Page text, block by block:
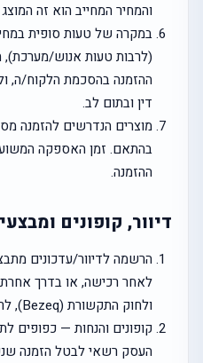
והמחיר המחייב הוא זה
במקרה של טעות סופית
(לרבות טעות אנוש/
ההזמנה בהסכמת הלקוח/ה,
דין ובתום לב.
מוצרים הנדרשים להזמנה
בהתאם. זמן האספקה
ההזמנה.
דיוור, קופונים
הרשמה לדיוור/עדכונים
לאחר רכישה, או בדרך
ולחוק התקשורת (Bezeq), לרבות אפשרות הסרה בכל עת.
קופונים והנחות — כפופים
העסק רשאי לבטל הזמנה